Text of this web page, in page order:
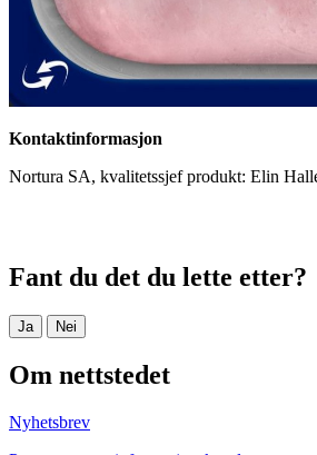
Kontaktinformasjon
Nortura SA, kvalitetssjef produkt: Elin
Fant du det du lette etter?
Ja Nei
Om nettstedet
Nyhetsbrev